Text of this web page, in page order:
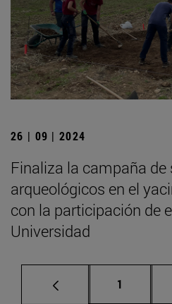
26 | 09 | 2024
Finaliza la campaña de
arqueológicos en el
con la participación de
Universidad
Página
1